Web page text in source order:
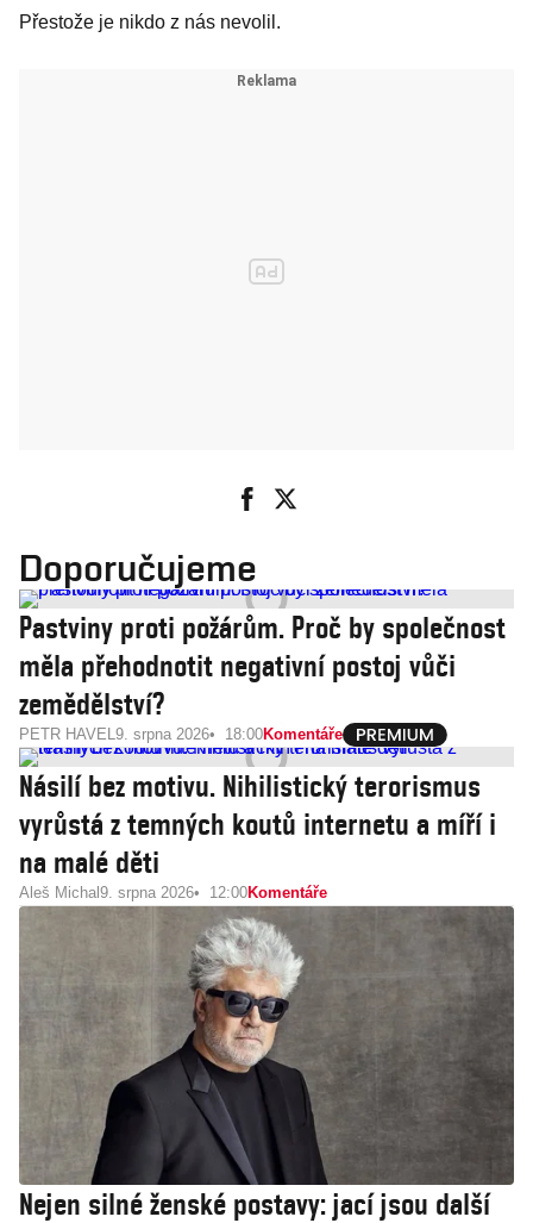
Přestože je nikdo z nás nevolil.
Doporučujeme
Pastviny proti požárům. Proč by společnost
měla přehodnotit negativní postoj vůči
zemědělství?
PETR HAVEL9. srpna 2026 18:00Komentáře
Násilí bez motivu. Nihilistický terorismus
vyrůstá z temných koutů internetu a míří i
na malé děti
Aleš Michal 9. srpna 2026 12:00Komentáře
Nejen silné ženské postavy: jací jsou další